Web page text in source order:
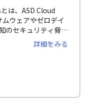
は、ASD Cloud
ウェアやゼロデイ
のセキュリティ脅威
ウイルス対策ソフト
トでセキュリティ
環境構築のコスト
な認証機関も認める
ソリューションを提
詳細をみる